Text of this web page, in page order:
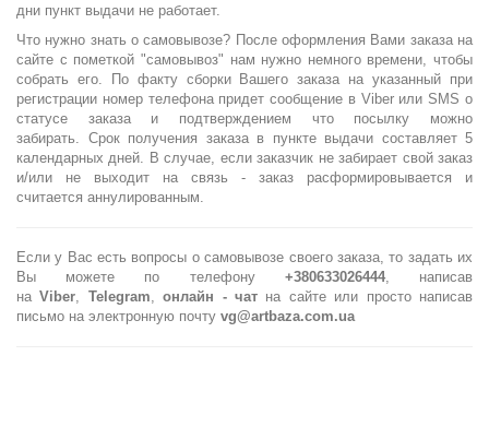
дни пункт выдачи не работает.
Что нужно знать о самовывозе? После оформления Вами заказа на
сайте с пометкой "самовывоз" нам нужно немного времени, чтобы
собрать его. По факту сборки Вашего заказа на указанный при
регистрации номер телефона придет сообщение в Viber или SMS о
статусе заказа и подтверждением что посылку можно
забирать. Срок получения заказа в пункте выдачи составляет 5
календарных дней. В случае, если заказчик не забирает свой заказ
и/или не выходит на связь - заказ расформировывается и
считается аннулированным.
Если у Вас есть вопросы о самовывозе своего заказа, то задать их
Вы можете по телефону +380633026444, написав
наViber Telegram ,онлайн - чат на сайте или просто написав
письмо на электронную почту vg@artbaza.com.ua